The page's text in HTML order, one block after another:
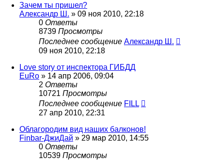
Зачем ты пришел?
Александр Ш. » 09 ноя 2010, 22:18
0 Ответы
8739 Просмотры
Последнее сообщение Александр Ш.
09 ноя 2010, 22:18
Love story от инспектора ГИБДД
EuRo » 14 апр 2006, 09:04
2 Ответы
10721 Просмотры
Последнее сообщение FILL
27 апр 2010, 22:31
Облагородим вид наших балконов!
Finbar-ДжиДай » 29 мар 2010, 14:55
0 Ответы
10539 Просмотры